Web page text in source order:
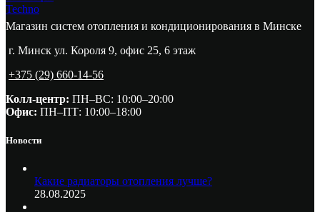
Techno
Магазин систем отопления и кондиционирования в Минске
г. Минск ул. Короля 9, офис 25, 6 этаж
+375 (29) 660-14-56
Колл-центр: ПН–ВС: 10:00–20:00​
Офис: ПН–ПТ: 10:00–18:00
Новости
Какие радиаторы отопления лучше?
28.08.2025